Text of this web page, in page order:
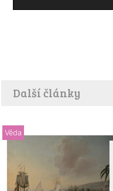
Další články
Věda